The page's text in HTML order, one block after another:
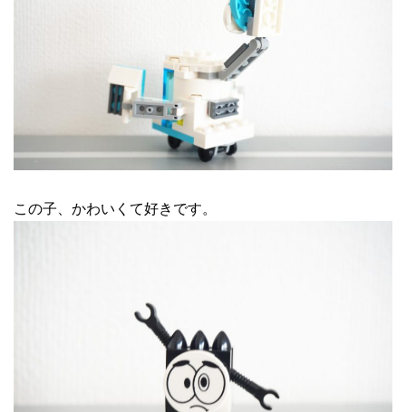
この子、かわいくて好きです。